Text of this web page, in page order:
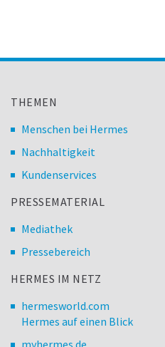
THEMEN
Menschen bei Hermes
Nachhaltigkeit
Kundenservices
PRESSEMATERIAL
Mediathek
Pressebereich
HERMES IM NETZ
hermesworld.com
Hermes auf einen Blick
myhermes.de